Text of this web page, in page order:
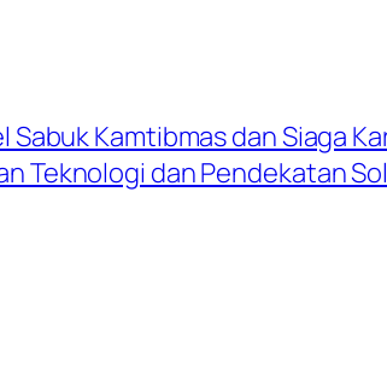
Sabuk Kamtibmas dan Siaga
Teknologi dan Pendekatan